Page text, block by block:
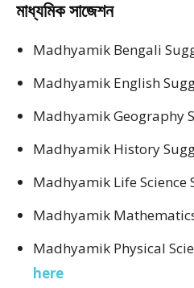
মাধ্যমিক সাজেশন
Madhyamik Bengali
Madhyamik English
Madhyamik Geography
Madhyamik History
Madhyamik Life Science
Madhyamik
Madhyamik Physical
here